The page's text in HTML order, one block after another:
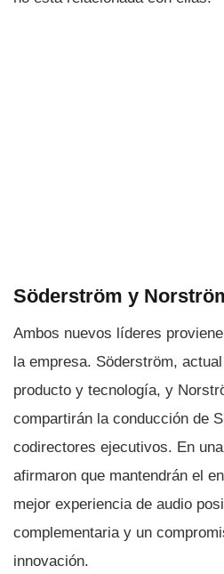
Söderström y
Ambos nuevos líderes
la empresa. Söderström,
producto y tecnología, y
compartirán la conducción de
codirectores ejecutivos. En una
afirmaron que mantendrán el
mejor experiencia de audio
complementaria y un
innovación.